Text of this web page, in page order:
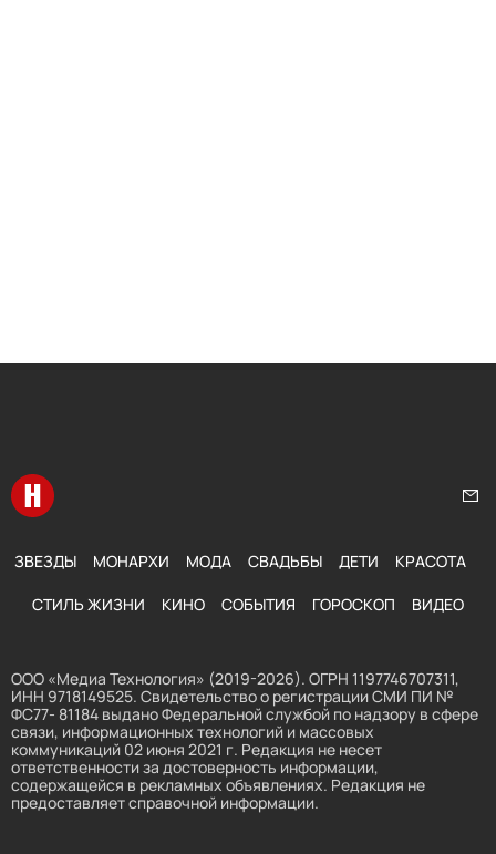
Перейти на главную
ЗВЕЗДЫ МОНАРХИ МОДА СВАДЬБЫ ДЕТИ КРАСОТА
СТИЛЬ ЖИЗНИ КИНО СОБЫТИЯ ГОРОСКОП ВИДЕО
ООО «Медиа Технология» (2019-2026). ОГРН 1197746707311,
ИНН 9718149525. Свидетельство о регистрации СМИ ПИ №
ФС77- 81184 выдано Федеральной службой по надзору в сфере
связи, информационных технологий и массовых
коммуникаций 02 июня 2021 г. Редакция не несет
ответственности за достоверность информации,
содержащейся в рекламных объявлениях. Редакция не
предоставляет справочной информации.